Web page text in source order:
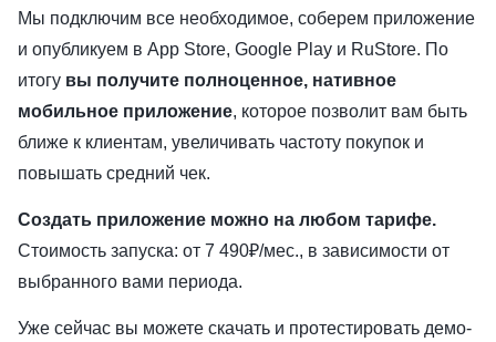
Мы подключим все необходимое, соберем приложение
и опубликуем в App Store, Google Play и RuStore. По
итогу вы получите полноценное, нативное
мобильное приложение, которое позволит вам быть
ближе к клиентам, увеличивать частоту покупок и
повышать средний чек.
Создать приложение можно на любом тарифе.
Стоимость запуска: от 7 490₽/мес., в зависимости от
выбранного вами периода.
Уже сейчас вы можете скачать и протестировать демо-